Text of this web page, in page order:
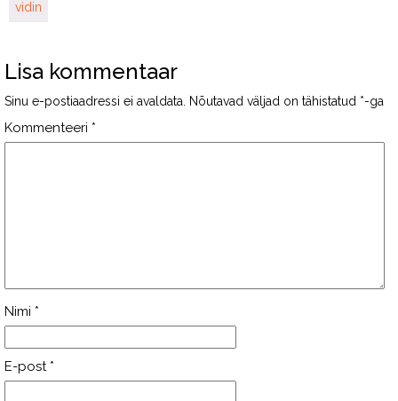
vidin
Lisa kommentaar
Sinu e-postiaadressi ei avaldata. Nõutavad väljad on tähistatud *-ga
Kommenteeri *
Nimi *
E-post *